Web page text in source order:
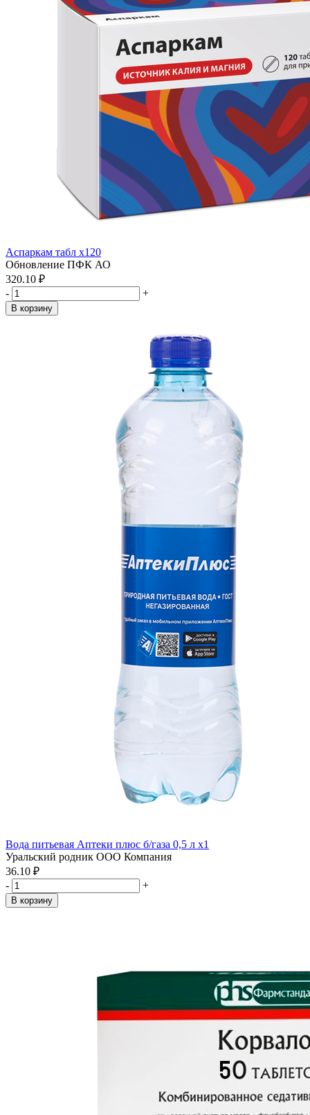
Аспаркам табл x120
Обновление ПФК АО
320.10 ₽
-
+
В корзину
Вода питьевая Аптеки плюс б/газа 0,5 л x1
Уральский родник ООО Компания
36.10 ₽
-
+
В корзину